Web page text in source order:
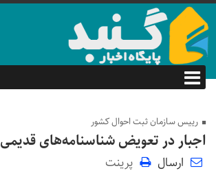
رییس سازمان ثبت احوال کشور
اجبار در تعویض شناسنامه‌های قدیمی
ارسال پرینت